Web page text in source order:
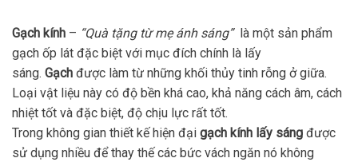
Gạch kính – “Quà tặng từ mẹ ánh sáng”là một sản phẩm
gạch ốp lát đặc biệt với mục đích chính là lấy
sáng. Gạch được làm từ những khối thủy tinh rỗng ở giữa.
Loại vật liệu này có độ bền khá cao, khả năng cách âm, cách
nhiệt tốt và đặc biệt, độ chịu lực rất tốt.
Trong không gian thiết kế hiện đại gạch kính lấy sáng được
sử dụng nhiều để thay thế các bức vách ngăn nó không